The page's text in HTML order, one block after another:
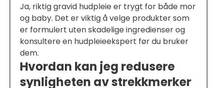
Ja, riktig gravid hudpleie er trygt for både mor
og baby. Det er viktig å velge produkter som
er formulert uten skadelige ingredienser og
konsultere en hudpleieekspert før du bruker
dem.
Hvordan kan jeg redusere
synligheten av strekkmerker